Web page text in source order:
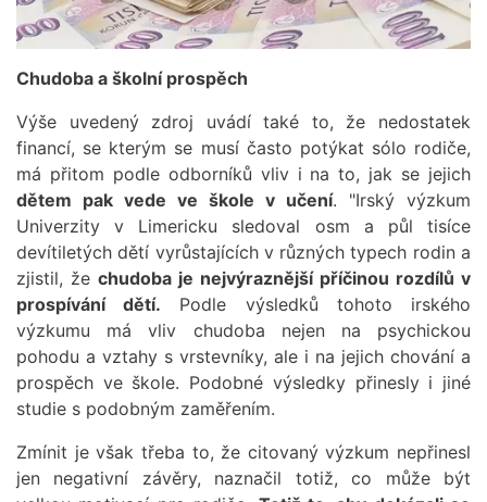
Chudoba a školní prospěch
Výše uvedený zdroj uvádí také to, že nedostatek
financí, se kterým se musí často potýkat sólo rodiče,
má přitom podle odborníků vliv i na to, jak se jejich
dětem pak vede ve škole v učení. "Irský výzkum
Univerzity v Limericku sledoval osm a půl tisíce
devítiletých dětí vyrůstajících v různých typech rodin a
zjistil, že chudoba je nejvýraznější příčinou rozdílů v
prospívání dětí. Podle výsledků tohoto irského
výzkumu má vliv chudoba nejen na psychickou
pohodu a vztahy s vrstevníky, ale i na jejich chování a
prospěch ve škole. Podobné výsledky přinesly i jiné
studie s podobným zaměřením.
Zmínit je však třeba to, že citovaný výzkum nepřinesl
jen negativní závěry, naznačil totiž, co může být